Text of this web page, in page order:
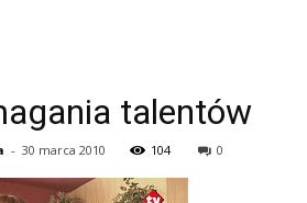
talentów
- 30 marca 2010 104 0